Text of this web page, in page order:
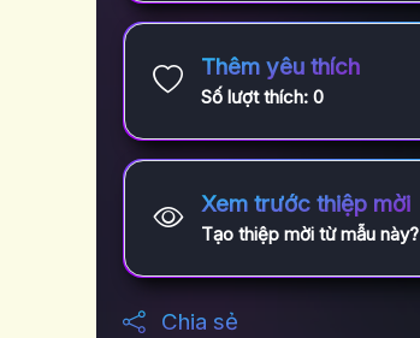
Thêm yêu thích
Số lượt thích: 0
Xem trước thiệp mời
Tạo thiệp mời từ mẫu này?
Chia sẻ